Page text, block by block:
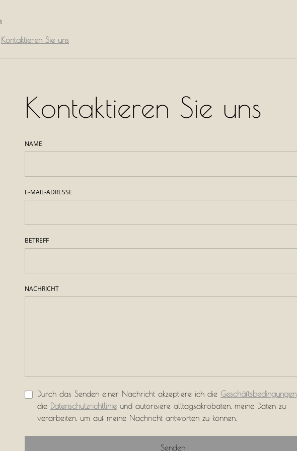
Kontaktieren Sie uns
Kontaktieren Sie uns
NAME
E-MAIL-ADRESSE
BETREFF
NACHRICHT
Durch das Senden einer Nachricht akzeptiere ich die Geschäftsbedingungen
die Datenschutzrichtlinie und autorisiere alltagsakrobaten, meine Daten zu
verarbeiten, um auf meine Nachricht antworten zu können.
Senden